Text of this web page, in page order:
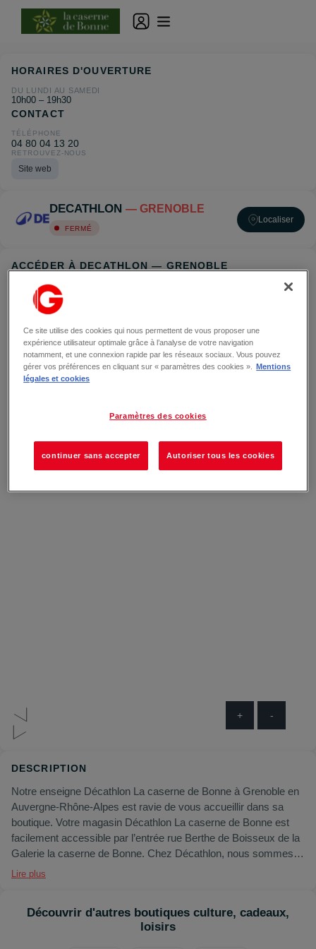
DECATHLON — GRENOBLE
FERMÉ
Localiser
ACCÉDER À DECATHLON — GRENOBLE
+ -
HORAIRES D'OUVERTURE
DU LUNDI AU SAMEDI
10h00 – 19h30
CONTACT
TÉLÉPHONE
04 80 04 13 20
RETROUVEZ-NOUS
Site web
DESCRIPTION
Notre enseigne Décathlon La caserne de Bonne à Grenoble en
Auvergne-Rhône-Alpes est ravie de vous accueillir dans sa
boutique. Votre magasin Décathlon La caserne de Bonne est
facilement accessible par l’entrée rue Berthe de Boisseux de la
Galerie la caserne de Bonne. Chez Décathlon, nous sommes
convaincus que le sport est source de bien-être, de bonheur et
des bienfaits du sport : notre devise est le sport pour tous. Nous
sommes tous des sportifs en devenir ou des athlètes
Lire plus
Découvrir d'autres boutiques culture, cadeaux,
loisirs
Ce site utilise des cookies qui nous permettent de vous proposer une
expérience utilisateur optimale grâce à l’analyse de votre navigation
notamment, et une connexion rapide par les réseaux sociaux. Vous pouvez
gérer vos préférences en cliquant sur « paramètres des cookies ».
Mentions
légales et cookies
Paramètres des cookies
continuer sans accepter Autoriser tous les cookies